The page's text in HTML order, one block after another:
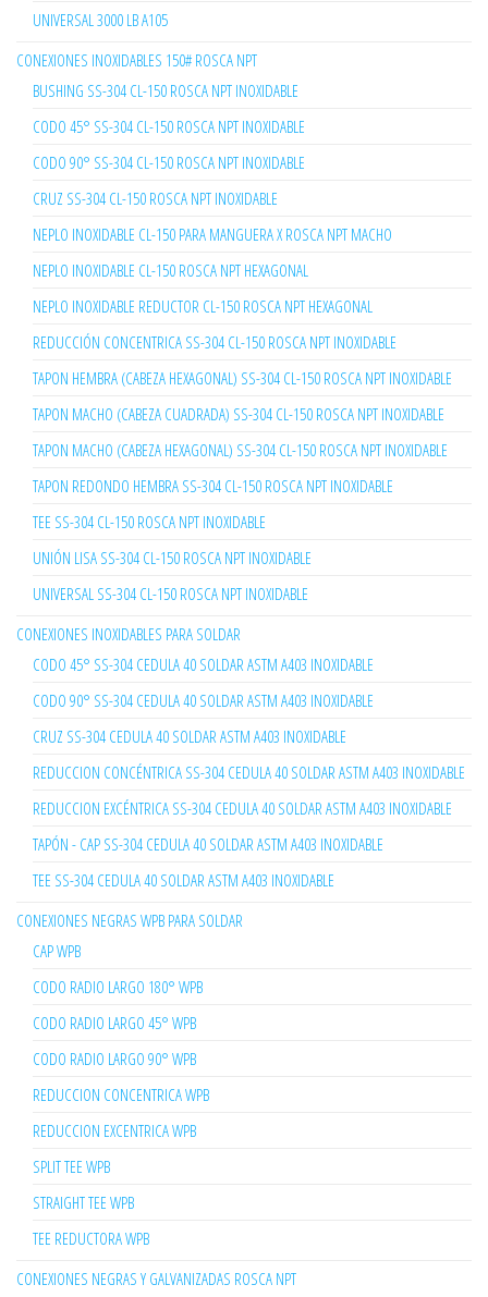
UNIVERSAL 3000 LB A105
CONEXIONES INOXIDABLES 150# ROSCA NPT
BUSHING SS-304 CL-150 ROSCA NPT INOXIDABLE
CODO 45° SS-304 CL-150 ROSCA NPT INOXIDABLE
CODO 90° SS-304 CL-150 ROSCA NPT INOXIDABLE
CRUZ SS-304 CL-150 ROSCA NPT INOXIDABLE
NEPLO INOXIDABLE CL-150 PARA MANGUERA X ROSCA NPT MACHO
NEPLO INOXIDABLE CL-150 ROSCA NPT HEXAGONAL
NEPLO INOXIDABLE REDUCTOR CL-150 ROSCA NPT HEXAGONAL
REDUCCIÓN CONCENTRICA SS-304 CL-150 ROSCA NPT INOXIDABLE
TAPON HEMBRA (CABEZA HEXAGONAL) SS-304 CL-150 ROSCA NPT INOXIDABLE
TAPON MACHO (CABEZA CUADRADA) SS-304 CL-150 ROSCA NPT INOXIDABLE
TAPON MACHO (CABEZA HEXAGONAL) SS-304 CL-150 ROSCA NPT INOXIDABLE
TAPON REDONDO HEMBRA SS-304 CL-150 ROSCA NPT INOXIDABLE
TEE SS-304 CL-150 ROSCA NPT INOXIDABLE
UNIÓN LISA SS-304 CL-150 ROSCA NPT INOXIDABLE
UNIVERSAL SS-304 CL-150 ROSCA NPT INOXIDABLE
CONEXIONES INOXIDABLES PARA SOLDAR
CODO 45° SS-304 CEDULA 40 SOLDAR ASTM A403 INOXIDABLE
CODO 90° SS-304 CEDULA 40 SOLDAR ASTM A403 INOXIDABLE
CRUZ SS-304 CEDULA 40 SOLDAR ASTM A403 INOXIDABLE
REDUCCION CONCÉNTRICA SS-304 CEDULA 40 SOLDAR ASTM A403 INOXIDABLE
REDUCCION EXCÉNTRICA SS-304 CEDULA 40 SOLDAR ASTM A403 INOXIDABLE
TAPÓN - CAP SS-304 CEDULA 40 SOLDAR ASTM A403 INOXIDABLE
TEE SS-304 CEDULA 40 SOLDAR ASTM A403 INOXIDABLE
CONEXIONES NEGRAS WPB PARA SOLDAR
CAP WPB
CODO RADIO LARGO 180° WPB
CODO RADIO LARGO 45° WPB
CODO RADIO LARGO 90° WPB
REDUCCION CONCENTRICA WPB
REDUCCION EXCENTRICA WPB
SPLIT TEE WPB
STRAIGHT TEE WPB
TEE REDUCTORA WPB
CONEXIONES NEGRAS Y GALVANIZADAS ROSCA NPT